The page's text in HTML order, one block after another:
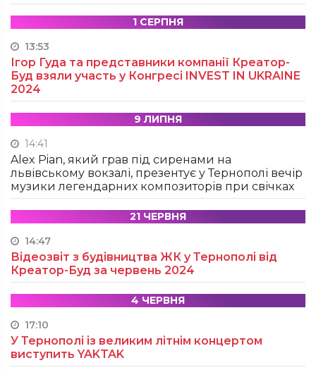
1 СЕРПНЯ
13:53
Ігор Гуда та представники компанії Креатор-
Буд взяли участь у Конгресі INVEST IN UKRAINE
2024
9 ЛИПНЯ
14:41
Alex Pian, який грав під сиренами на
львівському вокзалі, презентує у Тернополі вечір
музики легендарних композиторів при свічках
21 ЧЕРВНЯ
14:47
Відеозвіт з будівництва ЖК у Тернополі від
Креатор-Буд за червень 2024
4 ЧЕРВНЯ
17:10
У Тернополі із великим літнім концертом
виступить YAKTAK